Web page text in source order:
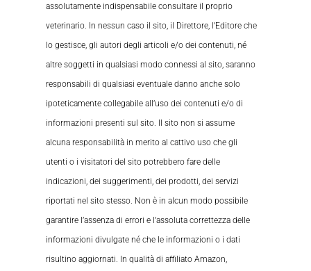
assolutamente indispensabile consultare il proprio
veterinario. In nessun caso il sito, il Direttore, l’Editore che
lo gestisce, gli autori degli articoli e/o dei contenuti, né
altre soggetti in qualsiasi modo connessi al sito, saranno
responsabili di qualsiasi eventuale danno anche solo
ipoteticamente collegabile all’uso dei contenuti e/o di
informazioni presenti sul sito. Il sito non si assume
alcuna responsabilità in merito al cattivo uso che gli
utenti o i visitatori del sito potrebbero fare delle
indicazioni, dei suggerimenti, dei prodotti, dei servizi
riportati nel sito stesso. Non è in alcun modo possibile
garantire l’assenza di errori e l’assoluta correttezza delle
informazioni divulgate né che le informazioni o i dati
risultino aggiornati. In qualità di affiliato Amazon,